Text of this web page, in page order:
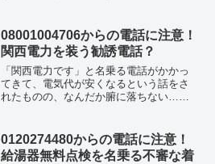
す。この番号を実際に検索する人が増え
てお...
08001004706からの電話に注意！
関西電力を装う勧誘電話？
「関西電力です」と名乗る電話がかかっ
てきて、電気代が安くなるという話をさ
れたものの、なんだか腑に落ちない…そ
4706（08001004706）というフリーダイ
ヤル番号で、こ...
0120274480からの電話に注意！
給湯器無料点検を名乗る不審な着